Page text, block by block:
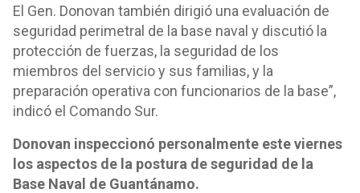
El Gen. Donovan también dirigió una evaluación de
seguridad perimetral de la base naval y discutió la
protección de fuerzas, la seguridad de los
miembros del servicio y sus familias, y la
preparación operativa con funcionarios de la base”,
indicó el Comando Sur.
Donovan inspeccionó personalmente este viernes
los aspectos de la postura de seguridad de la
Base Naval de Guantánamo.